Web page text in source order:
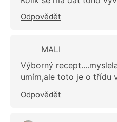
Odpovědět
MALI
Výborný
umím,ale toto je o třídu
Odpovědět